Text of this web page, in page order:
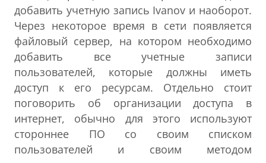
добавить учетную запись Ivanov и наоборот.
Через некоторое время в сети появляется
файловый сервер, на котором необходимо
добавить все учетные записи
пользователей, которые должны иметь
доступ к его ресурсам. Отдельно стоит
поговорить об организации доступа в
интернет, обычно для этого используют
стороннее ПО со своим списком
пользователей и своим методом